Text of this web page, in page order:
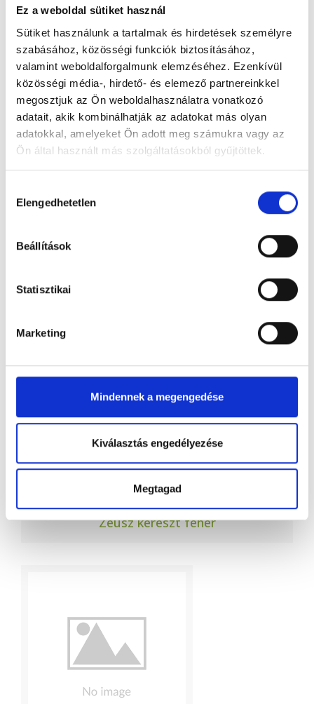
Ez a weboldal sütiket használ
Sütiket használunk a tartalmak és hirdetések személyre
szabásához, közösségi funkciók biztosításához,
valamint weboldalforgalmunk elemzéséhez. Ezenkívül
közösségi média-, hirdető- és elemező partnereinkkel
megosztjuk az Ön weboldalhasználatra vonatkozó
adatait, akik kombinálhatják az adatokat más olyan
adatokkal, amelyeket Ön adott meg számukra vagy az
Ön által használt más szolgáltatásokból gyűjtöttek.
kiválasztása
Elengedhetetlen
Beállítások
Statisztikai
Marketing
Mindennek a megengedése
Kiválasztás engedélyezése
Megtagad
Zeusz kereszt fehér